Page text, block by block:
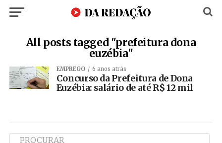
All posts tagged "prefeitura dona
euzébia"
EMPREGO 6 anos atrás
Concurso da Prefeitura de Dona
Euzébia: salário de até R$ 12 mil